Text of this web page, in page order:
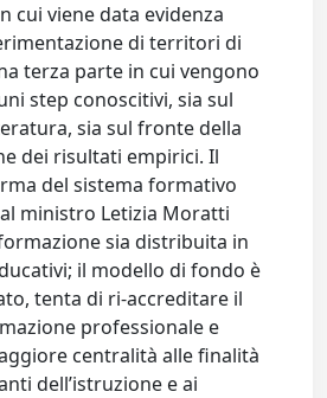
cui viene data evidenza
di territori di
terza parte in cui vengono
step conoscitivi, sia sul
sia sul fronte della
dei risultati empirici. Il
del sistema formativo
ministro Letizia Moratti
sia distribuita in
il modello di fondo è
tenta di ri-accreditare il
professionale e
centralità alle finalità
dell’istruzione e ai